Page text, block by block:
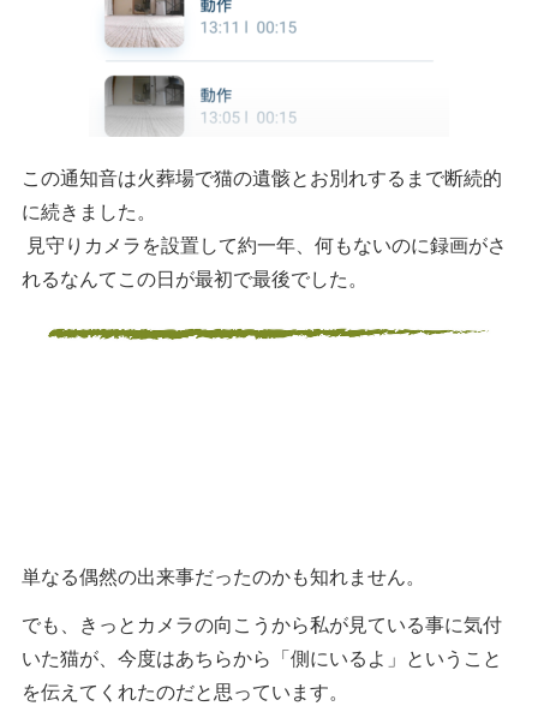
この通知音は火葬場で猫の遺骸とお別れするまで断続的
に続きました。
見守りカメラを設置して約一年、何もないのに録画がさ
れるなんてこの日が最初で最後でした。
単なる偶然の出来事だったのかも知れません。
でも、きっとカメラの向こうから私が見ている事に気付
いた猫が、今度はあちらから「側にいるよ」ということ
を伝えてくれたのだと思っています。